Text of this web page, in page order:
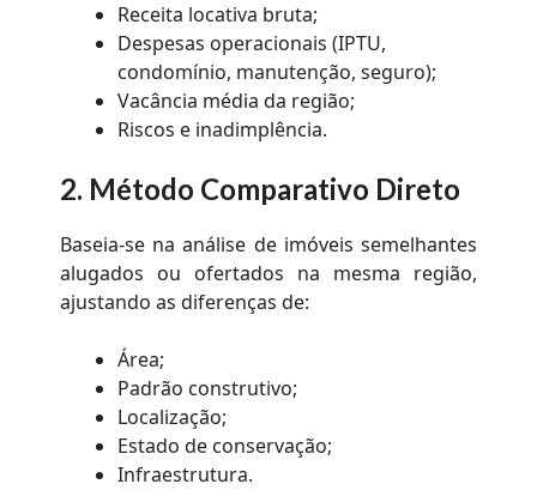
Receita locativa bruta;
Despesas operacionais (IPTU,
condomínio, manutenção, seguro);
Vacância média da região;
Riscos e inadimplência.
2. Método Comparativo Direto
Baseia-se na análise de imóveis semelhantes
alugados ou ofertados na mesma região,
ajustando as diferenças de:
Área;
Padrão construtivo;
Localização;
Estado de conservação;
Infraestrutura.